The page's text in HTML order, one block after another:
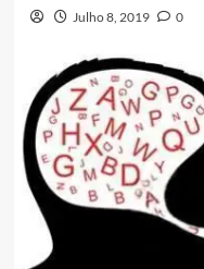
Julho 8, 2019 0